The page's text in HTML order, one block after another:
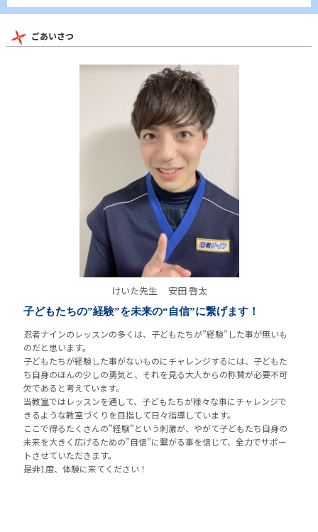
ごあいさつ
けいた先生 安田 啓太
子どもたちの”経験”を未来の“自信”に繋げます！
忍者ナインのレッスンの多くは、子どもたちが”経験”した事が無いも
のだと思います。
子どもたちが経験した事がないものにチャレンジするには、子どもた
ち自身のほんの少しの勇気と、それを見る大人からの称賛が必要不可
欠であると考えています。
当教室ではレッスンを通して、子どもたちが様々な事にチャレンジで
きるような教室づくりを目指して日々指導しています。
ここで得るたくさんの”経験”という刺激が、やがて子どもたち自身の
未来を大きく広げるための”自信”に繋がる事を信じて、全力でサポー
トさせていただきます。
是非1度、体験に来てください！